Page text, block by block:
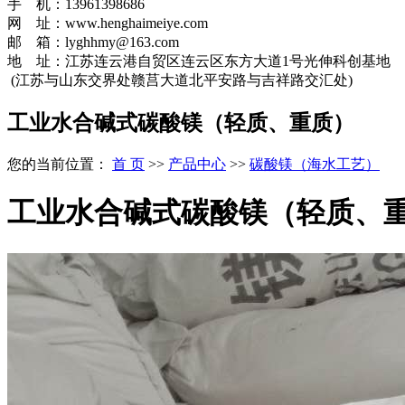
手 机：13961398686
网 址：www.henghaimeiye.com
邮 箱：lyghhmy@163.com
地 址：江苏连云港自贸区连云区东方大道1号光伸科创基地
(江苏与山东交界处赣莒大道北平安路与吉祥路交汇处)
工业水合碱式碳酸镁（轻质、重质）
您的当前位置： 首 页 >> 产品中心 >> 碳酸镁（海水工艺）
工业水合碱式碳酸镁（轻质、